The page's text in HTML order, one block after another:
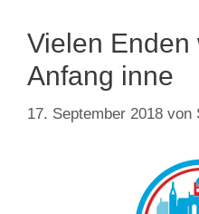
Vielen Enden
Anfang inne
17. September 2018 von